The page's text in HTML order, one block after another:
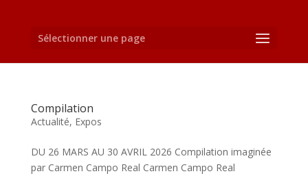
Sélectionner une page
Compilation
Actualité, Expos
DU 26 MARS AU 30 AVRIL 2026 Compilation imaginée
par Carmen Campo Real Carmen Campo Real